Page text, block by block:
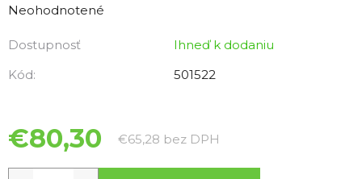
hodnotenie
je
0,0
hviezdičiek.
Neohodnotené
Dostupnosť
Ihneď k dodaniu
Kód:
501522
€80,30 €65,28 bez DPH